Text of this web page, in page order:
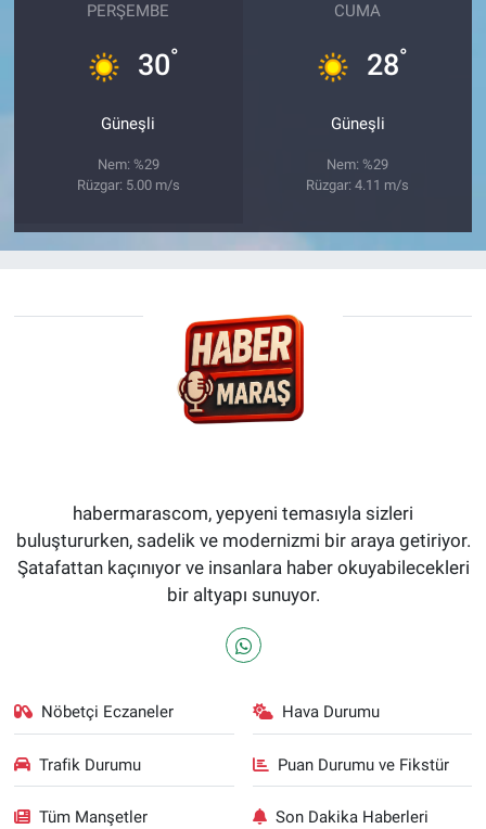
PERŞEMBE
30°
Güneşli
Nem: %29
Rüzgar: 5.00 m/s
CUMA
28°
Güneşli
Nem: %29
Rüzgar: 4.11 m/s
habermarascom, yepyeni temasıyla sizleri
buluştururken, sadelik ve modernizmi bir araya getiriyor.
Şatafattan kaçınıyor ve insanlara haber okuyabilecekleri
bir altyapı sunuyor.
Nöbetçi Eczaneler Hava Durumu
Trafik Durumu Puan Durumu ve Fikstür
Tüm Manşetler Son Dakika Haberleri